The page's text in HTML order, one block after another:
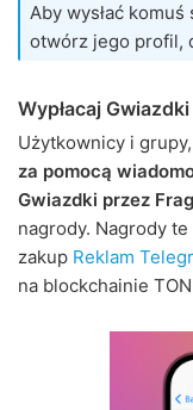
Aby wysłać
otwórz jego profil,
Wypłacaj
Użytkownicy i
za pomocą
Gwiazdki przez
nagrody. Nagrody
zakup Reklam
na blockchainie